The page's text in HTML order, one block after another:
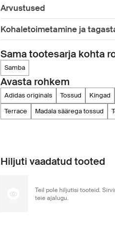
Arvustused
Kohaletoimetamine ja
Sama tootesarja kohta
samba
Avasta rohkem
adidas originals tossud kingad
terrace
madala säärega tossud
Hiljuti vaadatud tooted
Teil pole hiljutisi tooteid.
teie ajalugu.